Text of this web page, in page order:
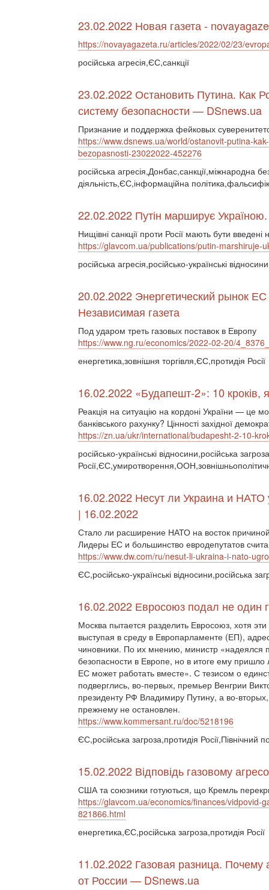
23.02.2022 Новая газета -
https://novayagazeta.ru/articles/2022/02/23/
російська агресія,ЄС,санкції
23.02.2022 Остановить Путина. Как
систему безопасности — DSnews.ua
Признание и поддержка фейковых
https://www.dsnews.ua/world/ostanovit-putina-
bezopasnosti-23022022-452276
російська агресія,Донбас,санкції,міжнародна
діяльність,ЄС,інформаційна
22.02.2022 Путін марширує
Нищівні санкції проти Росії мають бути введені
https://glavcom.ua/publications/putin-marshiruje-
російська агресія,російсько-українські
20.02.2022 Энергетический рынок
Независимая газета
Под ударом треть газовых поставок в Европу
https://www.ng.ru/economics/2022-02-20/
енергетика,зовнішня торгівля,ЄС,протидія Росії
16.02.2022 «Будапешт-2»: 10 кроків,
Реакція на ситуацію на кордоні України — це
банківського рахунку? Цінності західної
https://zn.ua/ukr/international/budapesht-2-10-
російсько-українські відносини,російська
16.02.2022 Несут ли Украина и
| 16.02.2022
Стало ли расширение НАТО на восток
Лидеры ЕС и большинство евродепутатов
https://www.dw.com/ru/nesut-li-ukraina-i-nato-
ЄС,російсько-українські відносини,російська
16.02.2022 Евросоюз подал не один
Москва пытается разделить Евросоюз, хотя
выступая в среду в Европарламенте (ЕП),
чиновники. По их мнению, министр «надеялся
безопасности в Европе, но в итоге ему
ЕС может работать вместе». С тезисом о
подверглись, во-первых, премьер Венгрии
президенту РФ Владимиру Путину, а во-
прежнему не остановлен.
https://www.kommersant.ru/doc/5218196
ЄС,російська загроза,протидія Росії,Північний
15.02.2022 Відповідь газовому
США та союзники готуються, що Кремль
https://glavcom.ua/economics/finances/
821866.html
енергетика,ЄС,російська загроза,протидія Росії
11.02.2022 Газовая разница.
от России — DSnews.ua